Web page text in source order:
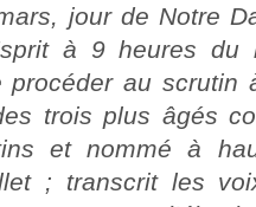
jour de Notre
à 9 heures du
procéder au scrutin
trois plus âgés
et nommé à
; transcrit les